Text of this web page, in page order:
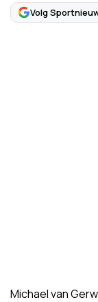
Volg
Michael van